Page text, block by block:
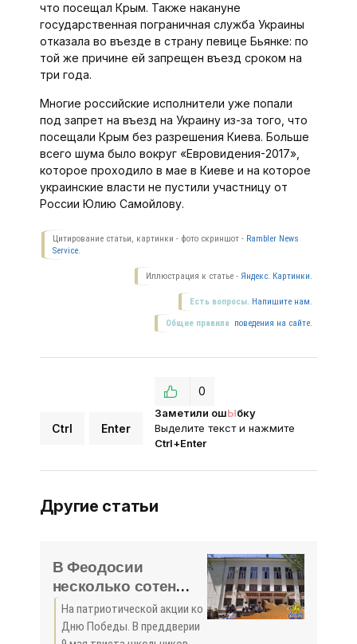
что посещал Крым. Также накануне
государственная пограничная служба Украины
отказала во въезде в страну певице Бьянке: по
той же причине ей запрещен въезд сроком на
три года.
Многие российские исполнители уже попали
под запрет на въезд на Украину из-за того, что
посещали Крым без разрешения Киева. Больше
всего шума было вокруг «Евровидения-2017»,
которое проходило в мае в Киеве и на которое
украинские власти не пустили участницу от
России Юлию Самойлову.
Цитирование статьи, картинки - фото скриншот - Rambler News
Service.
Иллюстрация к статье - Яндекс. Картинки.
Есть вопросы. Напишите нам.
Общие правила поведения на сайте.
Ctrl Enter
Заметили ошЫбку
Выделите текст и нажмите
Ctrl+Enter
0
Другие статьи
В Феодосии
несколько сотен
певцов исполнят
«Катюшу» -
На патриотической акции ко
Дню Победы. В преддверии